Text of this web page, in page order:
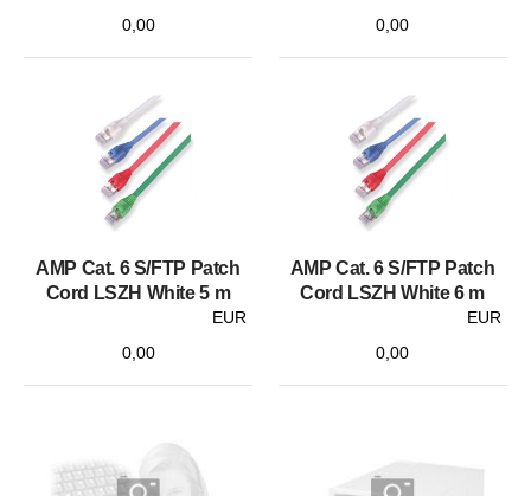
0,00 0,00
AMP Cat. 6 S/FTP Patch
Cord LSZH White 5 m
EUR
0,00
AMP Cat. 6 S/FTP Patch
Cord LSZH White 6 m
EUR
0,00